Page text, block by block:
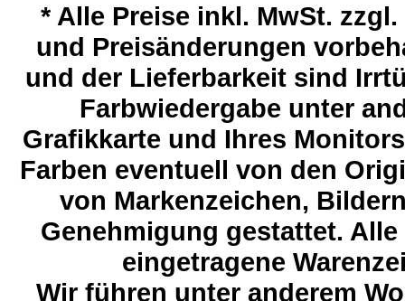
*Alle Preise inkl. MwSt.
und Preisänderungen
und der Lieferbarkeit sind
Farbwiedergabe unter
Grafikkarte und Ihres
Farben eventuell von den
von Markenzeichen,
Genehmigung gestattet.
eingetragene
Wir führen unter anderem